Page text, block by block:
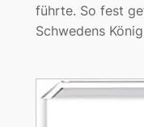
führte. So fest
Schwedens